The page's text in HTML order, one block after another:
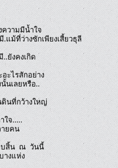
วามมีน้ำใจ
แม้ที่ว่างซักเพียงเสี้ยวธุลี
ยังคงเกิด
ะไรสักอย่าง
นั้นเลยหรือ..
ดินที่กว้างใหญ่
ใจ.....
ายคน
บสิ้น  ณ  วันนี้
างแห่ง